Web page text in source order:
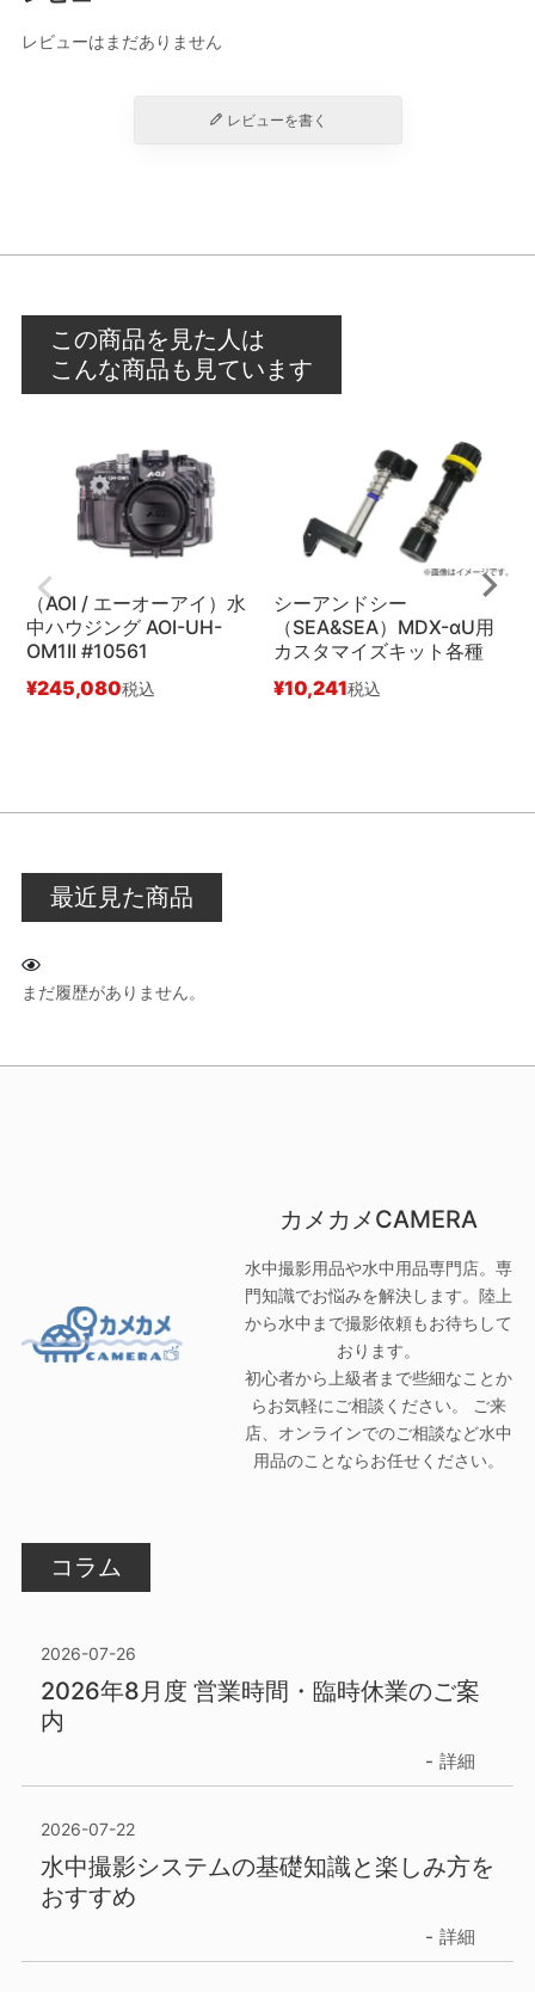
レビューはまだありません
レビューを書く
この商品を見た人は
こんな商品も見ています
（AOI / エーオーアイ）水
中ハウジング AOI-UH-
OM1II #10561
¥245,080税込
シーアンドシー
（SEA&SEA）MDX-αU用
カスタマイズキット各種
¥10,241税込
最近見た商品
まだ履歴がありません。
カメカメCAMERA
水中撮影用品や水中用品専門店。専
門知識でお悩みを解決します。陸上
から水中まで撮影依頼もお待ちして
おります。
初心者から上級者まで些細なことか
らお気軽にご相談ください。 ご来
店、オンラインでのご相談など水中
用品のことならお任せください。
コラム
2026-07-26
2026年8月度 営業時間・臨時休業のご案
内
詳細
2026-07-22
水中撮影システムの基礎知識と楽しみ方を
おすすめ
詳細